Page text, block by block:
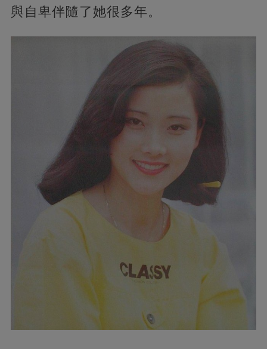
與自卑伴隨了她很多年。